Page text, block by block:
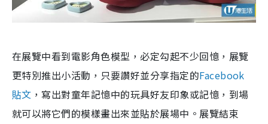
在展覽中看到電影角色模型，必定勾起不少回憶，展覽
更特別推出小活動，只要讚好並分享指定的Facebook
貼文 ，寫出對童年記憶中的玩具好友印象或記憶 ，到場
就可以將它們的模樣畫出來並貼於展場中。展覽結束